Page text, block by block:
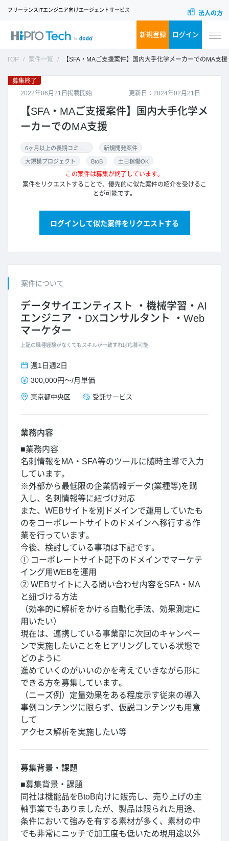
フリーランスITエンジニア向けエージェントサービス 法人の方
新規登録 ログイン
TOP 案件一覧 【SFA・MAご支援案件】国内大手化学メーカーでのMA支援
更新日：2024年02月21日
募集終了
2022年06月21日掲載開始
【SFA・MAご支援案件】国内大手化学メ
ーカーでのMA支援
新規開発案件
大規模プロジェクト BtoB 土日稼働OK
この案件は募集が終了しています。
案件をリクエストすることで、優先的に似た案件の紹介を受けるこ
とが可能です。
ログインして似た案件をリクエストする
案件について
データサイエンティスト
機械学習・AI
エンジニア
DXコンサルタント
Web
マーケター
上記の職種経験がなくてもスキルが一致すれば応募可能
週1日週2日
300,000円～/月単価
東京都中央区 受託サービス
業務内容
■業務内容
名刺情報をMA・SFA等のツールに随時主導で入力
しています。
※外部から最低限の企業情報データ(業種等)を購
入し、名刺情報等に紐づけ対応
また、WEBサイトを別ドメインで運用していたも
のをコーポレートサイトのドメインへ移行する作
業を行っています。
今後、検討している事項は下記です。
① コーポレートサイト配下のドメインでマーケテ
イング用WEBを運用
② WEBサイトに入る問い合わせ内容をSFA・MA
と紐づける方法
（効率的に解析をかける自動化手法、効果測定に
用いたい）
現在は、連携している事業部に次回のキャンペー
ンで実施したいことをヒアリングしている状態で
どのように
進めていくのがいいのかを考えていきながら形に
できる方を募集しています。
（ニーズ例）定量効果をある程度示す従来の導入
事例コンテンツに限らず、仮説コンテンツも用意
して
アクセス解析を実施したい等
募集背景・課題
■募集背景・課題
同社は機能品をBtoB向けに販売し、売り上げの主
軸事業でもありましたが、製品は限られた用途、
条件において強みを有する素材が多く、素材の中
でも非常にニッチで加工度も低いため現用途以外